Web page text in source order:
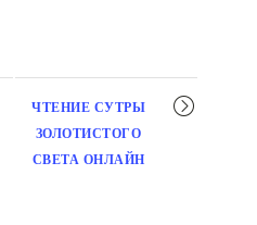
ЧТЕНИЕ СУТРЫ
ЗОЛОТИСТОГО
СВЕТА ОНЛАЙН